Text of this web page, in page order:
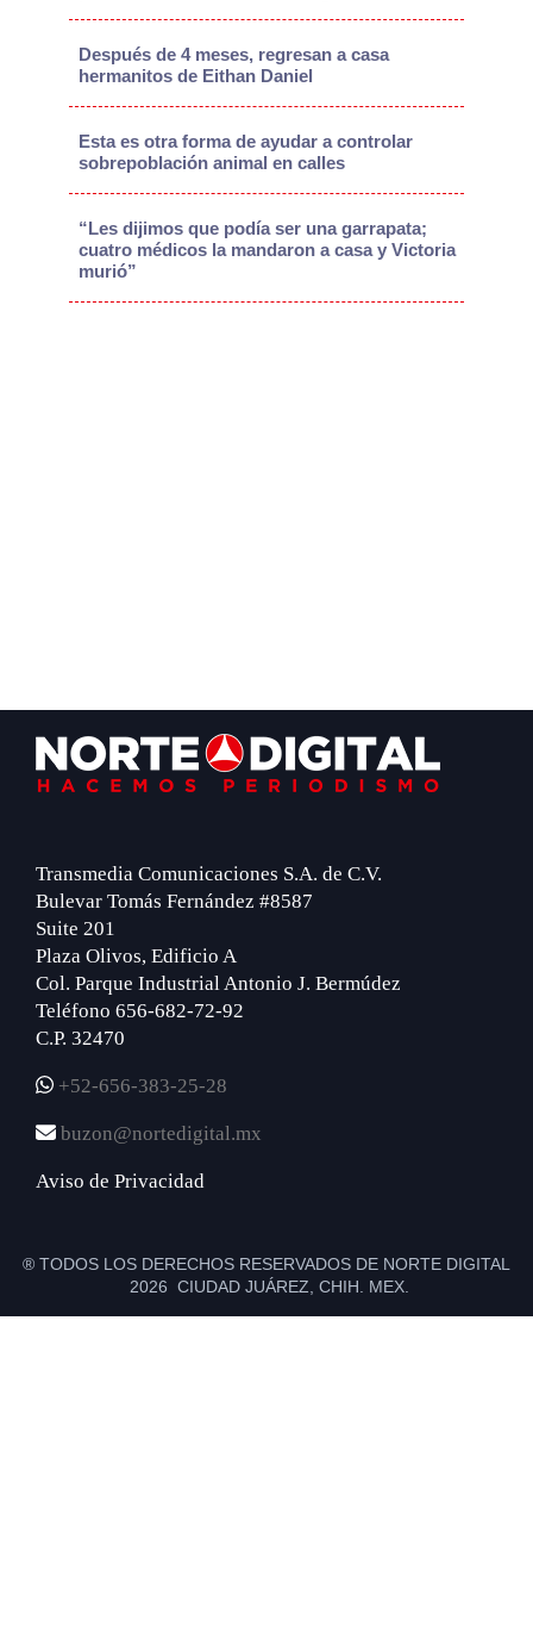
Después de 4 meses, regresan a casa
hermanitos de Eithan Daniel
Esta es otra forma de ayudar a controlar
sobrepoblación animal en calles
“Les dijimos que podía ser una garrapata;
cuatro médicos la mandaron a casa y Victoria
murió”
Footer
Transmedia Comunicaciones S.A. de C.V.
Bulevar Tomás Fernández #8587
Suite 201
Plaza Olivos, Edificio A
Col. Parque Industrial Antonio J. Bermúdez
Teléfono 656-682-72-92
C.P. 32470
+52-656-383-25-28
buzon@nortedigital.mx
Aviso de Privacidad
® TODOS LOS DERECHOS RESERVADOS DE NORTE DIGITAL
2026 CIUDAD JUÁREZ, CHIH. MEX.